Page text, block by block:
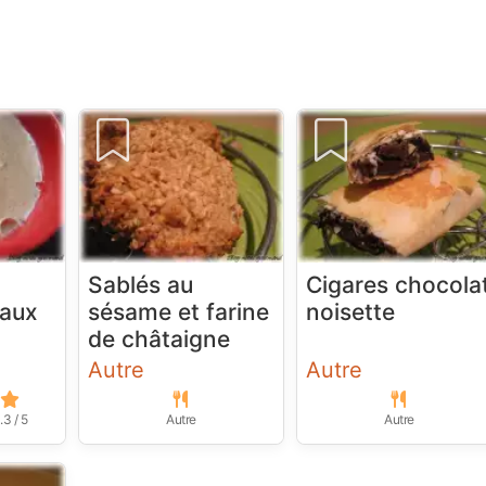
/ 5
Sablés au
sésame et farine
de châtaigne
Autre
Autre
Cigares
noisette
Autre
Autre